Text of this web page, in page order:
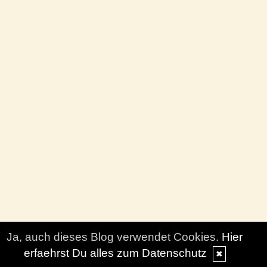
Ja, auch dieses Blog verwendet Cookies. Hier
erfaehrst Du alles zum Datenschutz
✖